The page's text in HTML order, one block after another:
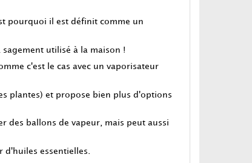
pourquoi il est définit comme un
utilisé à la maison !
c'est le cas avec un vaporisateur
plantes) et propose bien plus d'options
des ballons de vapeur, mais peut aussi
essentielles.